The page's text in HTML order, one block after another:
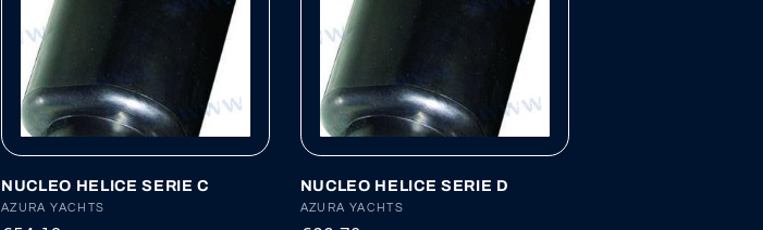
NUCLEO HELICE SERIE C
Proveedor:
AZURA YACHTS
NUCLEO HELICE SERIE D
Proveedor:
AZURA YACHTS